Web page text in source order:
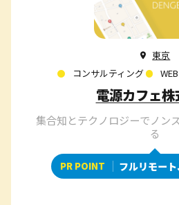
東京
コンサルティング
電源カフェ
集合知とテクノロジーでノン
る
PR POINT フルリモー